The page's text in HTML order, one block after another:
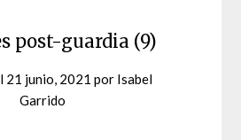
post-guardia (9)
21 junio, 2021 por Isabel
Garrido